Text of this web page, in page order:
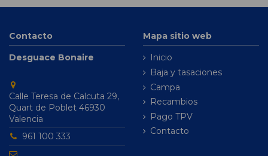
Contacto
Desguace Bonaire
Calle Teresa de Calcuta 29,
Quart de Poblet 46930
Valencia
961 100 333
Mapa sitio web
Inicio
Baja y tasaciones
Campa
Recambios
Pago TPV
Contacto